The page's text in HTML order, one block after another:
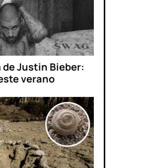
de Justin Bieber:
verano